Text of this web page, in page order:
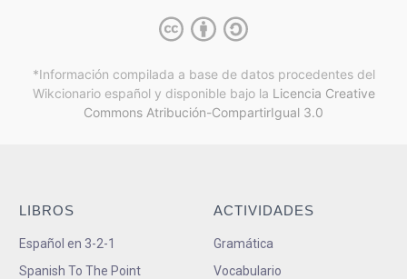
*Información compilada a base de datos procedentes del
Wikcionario español y disponible bajo la Licencia Creative
Commons Atribución-CompartirIgual 3.0
LIBROS
Español en 3-2-1
Spanish To The Point
ACTIVIDADES
Gramática
Vocabulario